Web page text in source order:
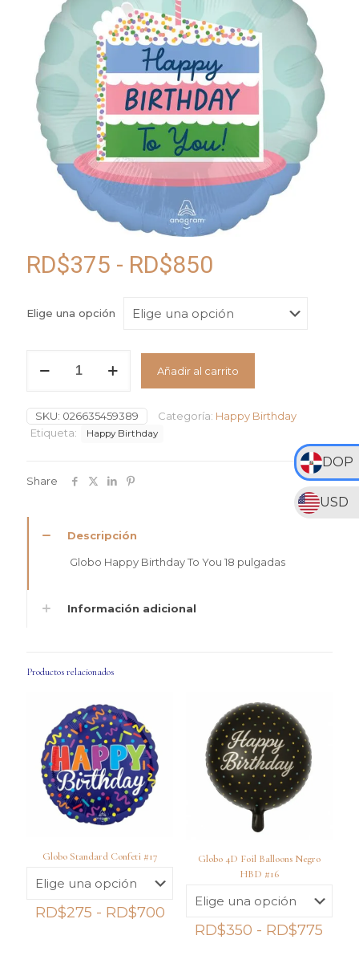
DOP
USD
RD$375 - RD$850
precios:
RD$375
hasta
RD$850
Elige una opción
Happy
You
#18
Añadir al carrito
SKU: 026635459389 Categoría: Happy Birthday
Etiqueta:
Happy Birthday
Share
Descripción
Globo Happy Birthday To You 18 pulgadas
Información adicional
Productos relacionados
Globo Standard Confeti #17
RD$275 - RD$700Rango
Globo 4D Foil Balloons Negro
HBD #16
RD$350 - RD$775